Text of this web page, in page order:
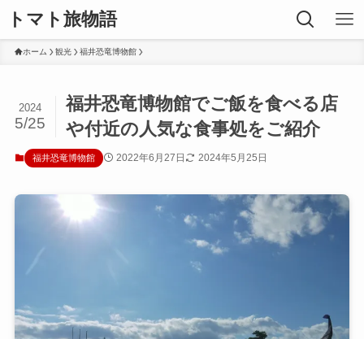
トマト旅物語
ホーム 観光 福井恐竜博物館
福井恐竜博物館でご飯を食べる店
や付近の人気な食事処をご紹介
2024
5/25
福井恐竜博物館 2022年6月27日 2024年5月25日